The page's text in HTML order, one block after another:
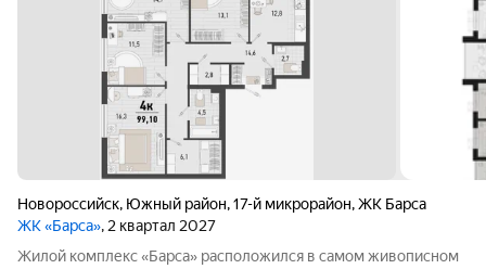
Новороссийск, Южный район,17-й микрорайон,ЖК Барса
ЖК «Барса», 2 квартал 2027
Жилой комплекс «Барса» расположился в самом живописном